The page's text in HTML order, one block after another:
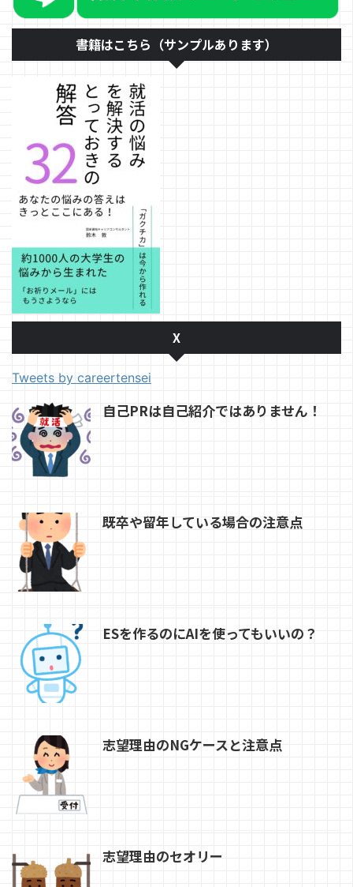
書籍はこちら（サンプルあります）
X
Tweets by careertensei
自己PRは自己紹介ではありません！
既卒や留年している場合の注意点
ESを作るのにAIを使ってもいいの？
志望理由のNGケースと注意点
志望理由のセオリー